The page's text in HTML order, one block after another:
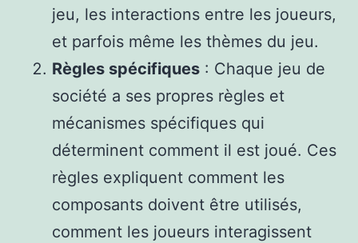
jeu, les interactions entre les joueurs,
et parfois même les thèmes du jeu.
Règles spécifiques : Chaque jeu de
société a ses propres règles et
mécanismes spécifiques qui
déterminent comment il est joué. Ces
règles expliquent comment les
composants doivent être utilisés,
comment les joueurs interagissent